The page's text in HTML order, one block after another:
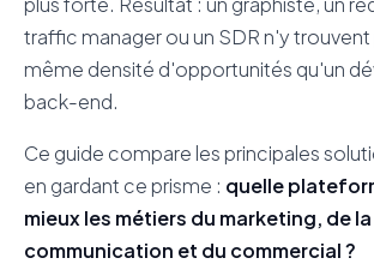
traffic manager ou un SDR n'y trouvent
même densité d'opportunités qu'un
back-end.
Ce guide compare les principales
en gardant ce prisme : quelle
mieux les métiers du marketing, de la
communication et du commercial ?